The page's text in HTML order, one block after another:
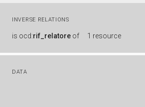
INVERSE RELATIONS
is ocd:rif_relatore of 1 resource
DATA